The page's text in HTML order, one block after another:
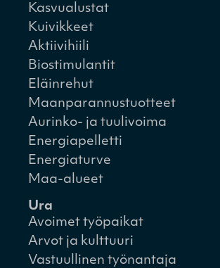
Kasvualustat
Kuivikkeet
Aktiivihiili
Biostimulantit
Eläinrehut
Maanparannustuotteet
Aurinko- ja tuulivoima
Energiapelletti
Energiaturve
Maa-alueet
Ura
Avoimet työpaikat
Arvot ja kulttuuri
Vastuullinen työnantaja